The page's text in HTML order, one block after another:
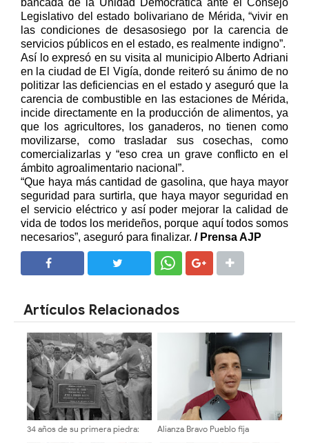
bancada de la Unidad Democrática ante el Consejo
Legislativo del estado bolivariano de Mérida, “vivir en
las condiciones de desasosiego por la carencia de
servicios públicos en el estado, es realmente indigno”.
Así lo expresó en su visita al municipio Alberto Adriani
en la ciudad de El Vigía, donde reiteró su ánimo de no
politizar las deficiencias en el estado y aseguró que la
carencia de combustible en las estaciones de Mérida,
incide directamente en la producción de alimentos, ya
que los agricultores, los ganaderos, no tienen como
movilizarse, como trasladar sus cosechas, como
comercializarlas y “eso crea un grave conflicto en el
ámbito agroalimentario nacional”.
“Que haya más cantidad de gasolina, que haya mayor
seguridad para surtirla, que haya mayor seguridad en
el servicio eléctrico y así poder mejorar la calidad de
vida de todos los merideños, porque aquí todos somos
necesarios”, aseguró para finalizar. / Prensa AJP
Artículos Relacionados
34 años de su primera piedra:
Alianza Bravo Pueblo fija